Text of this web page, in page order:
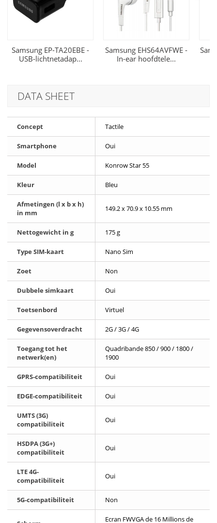
Samsung EP-TA20EBE -
USB-lichtnetadap...
Samsung EHS64AVFWE -
In-ear hoofdtele...
DATA SHEET
Concept Tactile
Smartphone Oui
Model Konrow Star 55
Kleur Bleu
Afmetingen (l x b x h)
in mm
149.2 x 70.9 x 10.55 mm
Nettogewicht in g 175 g
Type SIM-kaart Nano Sim
Zoet Non
Dubbele simkaart Oui
Toetsenbord Virtuel
Gegevensoverdracht 2G / 3G / 4G
Toegang tot het
netwerk(en)
Quadribande 850 / 900 / 1800 /
1900
GPRS-compatibiliteit Oui
EDGE-compatibiliteit Oui
UMTS (3G)
compatibiliteit
Oui
HSDPA (3G+)
compatibiliteit
Oui
LTE 4G-
compatibiliteit
Oui
5G-compatibiliteit Non
Ecran FWVGA de 16 Millions de